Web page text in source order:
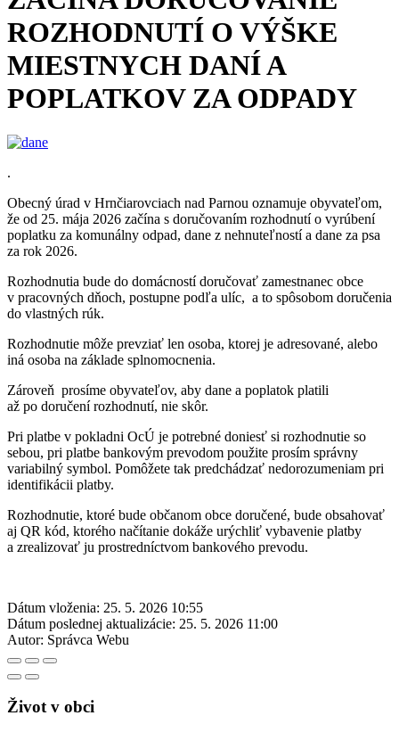
ROZHODNUTÍ O VÝŠKE
MIESTNYCH DANÍ A
POPLATKOV ZA ODPADY
.
Obecný úrad v Hrnčiarovciach nad Parnou oznamuje obyvateľom,
že od 25. mája 2026 začína s doručovaním rozhodnutí o vyrúbení
poplatku za komunálny odpad, dane z nehnuteľností a dane za psa
za rok 2026.
Rozhodnutia bude do domácností doručovať zamestnanec obce
v pracovných dňoch, postupne podľa ulíc, a to spôsobom doručenia
do vlastných rúk.
Rozhodnutie môže prevziať len osoba, ktorej je adresované, alebo
iná osoba na základe splnomocnenia.
Zároveň prosíme obyvateľov, aby dane a poplatok platili
až po doručení rozhodnutí, nie skôr.
Pri platbe v pokladni OcÚ je potrebné doniesť si rozhodnutie so
sebou, pri platbe bankovým prevodom použite prosím správny
variabilný symbol. Pomôžete tak predchádzať nedorozumeniam pri
identifikácii platby.
Rozhodnutie, ktoré bude občanom obce doručené, bude obsahovať
aj QR kód, ktorého načítanie dokáže urýchliť vybavenie platby
a zrealizovať ju prostredníctvom bankového prevodu.
Dátum vloženia: 25. 5. 2026 10:55
Dátum poslednej aktualizácie: 25. 5. 2026 11:00
Autor: Správca Webu
Život v obci